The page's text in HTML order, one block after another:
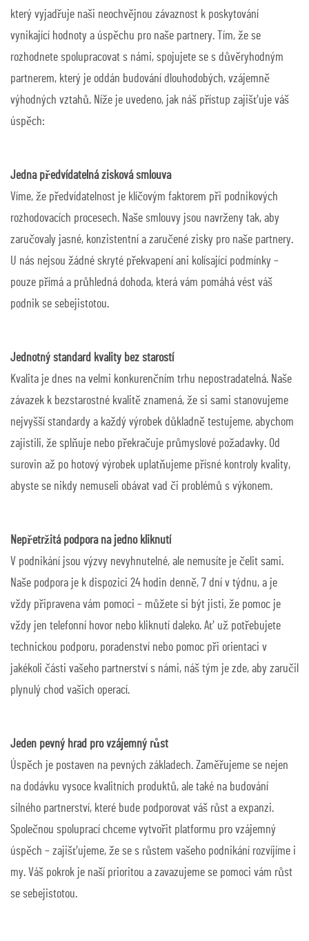
který vyjadřuje naši neochvějnou závaznost k poskytování
vynikající hodnoty a úspěchu pro naše partnery. Tím, že se
rozhodnete spolupracovat s námi, spojujete se s důvěryhodným
partnerem, který je oddán budování dlouhodobých, vzájemně
výhodných vztahů. Níže je uvedeno, jak náš přístup zajišťuje váš
úspěch:
Jedna předvídatelná zisková smlouva
Víme, že předvídatelnost je klíčovým faktorem při podnikových
rozhodovacích procesech. Naše smlouvy jsou navrženy tak, aby
zaručovaly jasné, konzistentní a zaručené zisky pro naše partnery.
U nás nejsou žádné skryté překvapení ani kolísající podmínky –
pouze přímá a průhledná dohoda, která vám pomáhá vést váš
podnik se sebejistotou.
Jednotný standard kvality bez starostí
Kvalita je dnes na velmi konkurenčním trhu nepostradatelná. Naše
závazek k bezstarostné kvalitě znamená, že si sami stanovujeme
nejvyšší standardy a každý výrobek důkladně testujeme, abychom
zajistili, že splňuje nebo překračuje průmyslové požadavky. Od
surovin až po hotový výrobek uplatňujeme přísné kontroly kvality,
abyste se nikdy nemuseli obávat vad či problémů s výkonem.
Nepřetržitá podpora na jedno kliknutí
V podnikání jsou výzvy nevyhnutelné, ale nemusíte je čelit sami.
Naše podpora je k dispozici 24 hodin denně, 7 dní v týdnu, a je
vždy připravena vám pomoci – můžete si být jisti, že pomoc je
vždy jen telefonní hovor nebo kliknutí daleko. Ať už potřebujete
technickou podporu, poradenství nebo pomoc při orientaci v
jakékoli části vašeho partnerství s námi, náš tým je zde, aby zaručil
plynulý chod vašich operací.
Jeden pevný hrad pro vzájemný růst
Úspěch je postaven na pevných základech. Zaměřujeme se nejen
na dodávku vysoce kvalitních produktů, ale také na budování
silného partnerství, které bude podporovat váš růst a expanzi.
Společnou spoluprací chceme vytvořit platformu pro vzájemný
úspěch – zajišťujeme, že se s růstem vašeho podnikání rozvíjíme i
my. Váš pokrok je naší prioritou a zavazujeme se pomoci vám růst
se sebejistotou.